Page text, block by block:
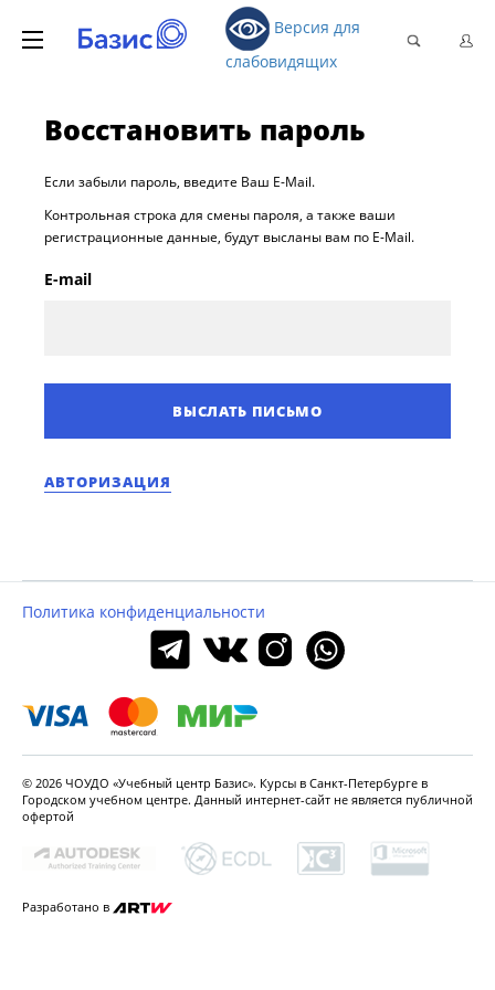
Версия для
слабовидящих
Восстановить пароль
Если забыли пароль, введите Ваш E-Mail.
Контрольная строка для смены пароля, а также ваши
регистрационные данные, будут высланы вам по E-Mail.
E-mail
АВТОРИЗАЦИЯ
Политика конфиденциальности
© 2026 ЧОУДО «Учебный центр Базис». Курсы в Санкт-Петербурге в
Городском учебном центре. Данный интернет-сайт не является публичной
офертой
Разработано в